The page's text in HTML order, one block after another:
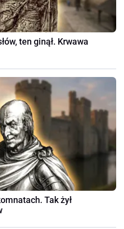
ten ginął. Krwawa
Tak żył